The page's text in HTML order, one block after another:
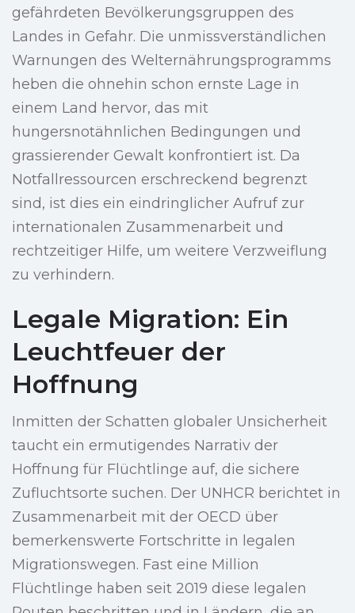
gefährdeten Bevölkerungsgruppen des
Landes in Gefahr. Die unmissverständlichen
Warnungen des Welternährungsprogramms
heben die ohnehin schon ernste Lage in
einem Land hervor, das mit
hungersnotähnlichen Bedingungen und
grassierender Gewalt konfrontiert ist. Da
Notfallressourcen erschreckend begrenzt
sind, ist dies ein eindringlicher Aufruf zur
internationalen Zusammenarbeit und
rechtzeitiger Hilfe, um weitere Verzweiflung
zu verhindern.
Legale Migration: Ein
Leuchtfeuer der
Hoffnung
Inmitten der Schatten globaler Unsicherheit
taucht ein ermutigendes Narrativ der
Hoffnung für Flüchtlinge auf, die sichere
Zufluchtsorte suchen. Der UNHCR berichtet in
Zusammenarbeit mit der OECD über
bemerkenswerte Fortschritte in legalen
Migrationswegen. Fast eine Million
Flüchtlinge haben seit 2019 diese legalen